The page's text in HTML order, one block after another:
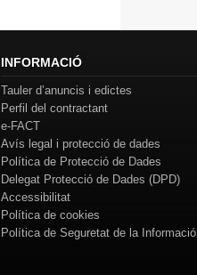
INFORMACIÓ
Tauler d’anuncis i edictes
Perfil del contractant
e-FACT
Avís legal i protecció de dades
Política de Protecció de Dades
Delegat Protecció de Dades (DPD)
Accessibilitat
Política de cookies
Política de Seguretat de la Informació